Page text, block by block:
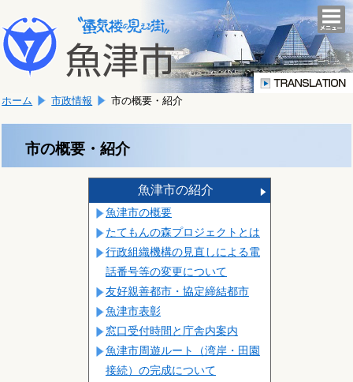
文
へ
移
ま
す。
こ
か
文
ホーム 市政情報 市の概要・紹介
市の概要・紹介
魚津市の紹介
魚津市の概要
たてもんの森プロジェクトとは
行政組織機構の見直しによる電
話番号等の変更について
友好親善都市・協定締結都市
魚津市表彰
窓口受付時間と庁舎内案内
魚津市周遊ルート（湾岸・田園
接続）の完成について